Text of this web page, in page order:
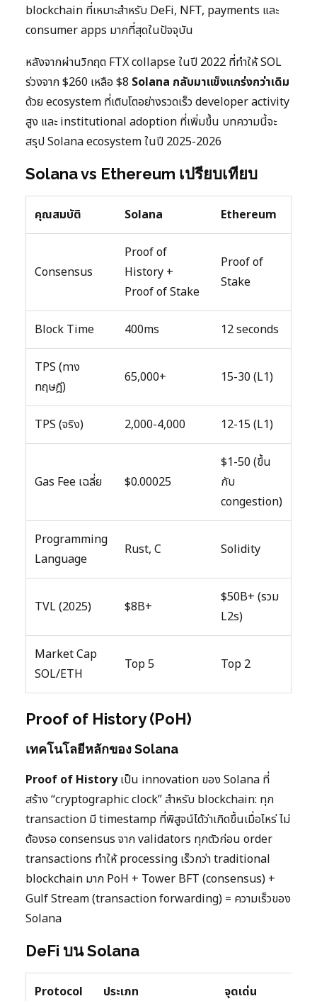
blockchain ที่เหมาะสำหรับ DeFi, NFT, payments และ
consumer apps มากที่สุดในปัจจุบัน
หลังจากผ่านวิกฤต FTX collapse ในปี 2022 ที่ทำให้ SOL
ร่วงจาก $260 เหลือ $8 Solana กลับมาแข็งแกร่งกว่าเดิม
ด้วย ecosystem ที่เติบโตอย่างรวดเร็ว developer activity
สูง และ institutional adoption ที่เพิ่มขึ้น บทความนี้จะ
สรุป Solana ecosystem ในปี 2025-2026
Solana vs Ethereum เปรียบเทียบ
คุณสมบัติ Solana Ethereum
Consensus
Proof of
History +
Proof of Stake
Proof of
Stake
Block Time 400ms 12 seconds
TPS (ทาง
ทฤษฎี)
65,000+ 15-30 (L1)
TPS (จริง) 2,000-4,000 12-15 (L1)
Gas Fee เฉลี่ย $0.00025
$1-50 (ขึ้น
กับ
congestion)
Programming
Language
Rust, C Solidity
TVL (2025) $8B+
$50B+ (รวม
L2s)
Market Cap
SOL/ETH
Top 5 Top 2
Proof of History (PoH)
เทคโนโลยีหลักของ Solana
Proof of Historyเป็น innovation ของ Solana ที่
สร้าง “cryptographic clock” สำหรับ blockchain: ทุก
transaction มี timestamp ที่พิสูจน์ได้ว่าเกิดขึ้นเมื่อไหร่ ไม่
ต้องรอ consensus จาก validators ทุกตัวก่อน order
transactions ทำให้ processing เร็วกว่า traditional
blockchain มาก PoH + Tower BFT (consensus) +
Gulf Stream (transaction forwarding) = ความเร็วของ
Solana
DeFi บน Solana
Protocol ประเภท จุดเด่น